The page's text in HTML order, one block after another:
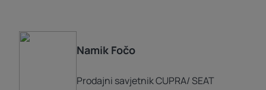
Namik Fočo
Prodajni savjetnik CUPRA/ SEAT